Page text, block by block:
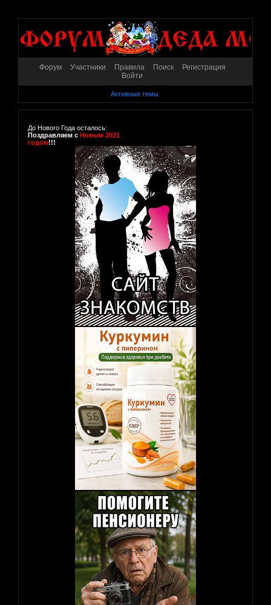
Форум Участники Правила Поиск
Регистрация
Войти
Активные темы
До Нового Года осталось:
Поздравляем с Новым 2021
годом!!!